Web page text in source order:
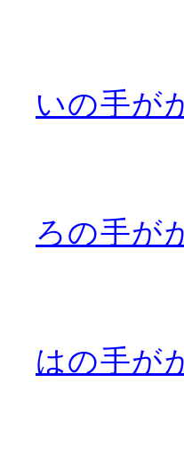
いの手が
ろの手が
はの手が